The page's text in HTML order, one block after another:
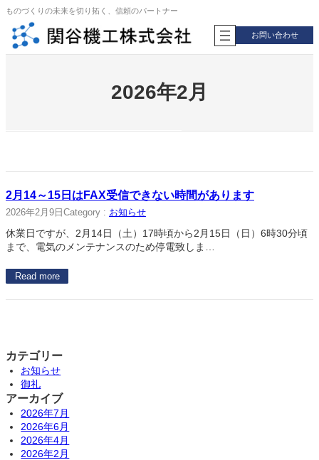
内
を
ス
ものづくりの未来を切り拓く、信頼のパートナー
お問い合わせ
2026年2月
2月14～15日はFAX受信できない時間があります
2026年2月9日 Category : お知らせ
休業日ですが、2月14日（土）17時頃から2月15日（日）6時30分頃
まで、電気のメンテナンスのため停電致しま…
Read more
カテゴリー
お知らせ
御礼
アーカイブ
2026年7月
2026年6月
2026年4月
2026年2月